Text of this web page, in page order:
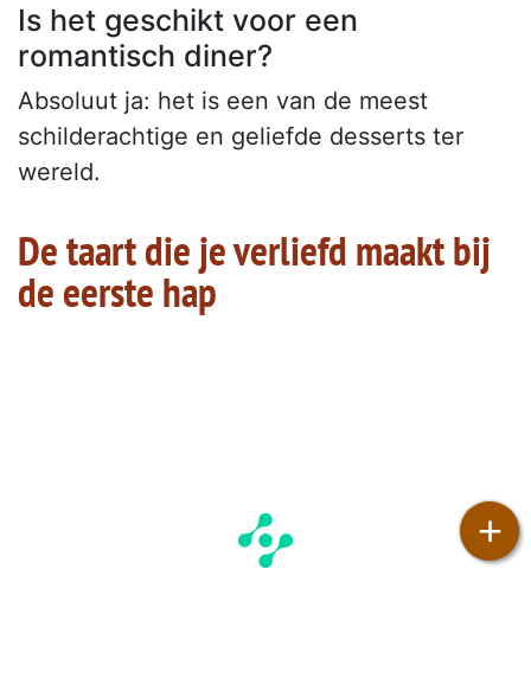
Is het geschikt voor een
romantisch diner?
Absoluut ja: het is een van de meest
schilderachtige en geliefde desserts ter
wereld.
De taart die je verliefd maakt bij
de eerste hap
+